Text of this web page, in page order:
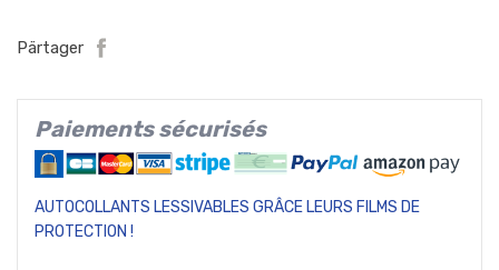
Pärtager
Paiements sécurisés
AUTOCOLLANTS LESSIVABLES GRÂCE LEURS FILMS DE
PROTECTION !